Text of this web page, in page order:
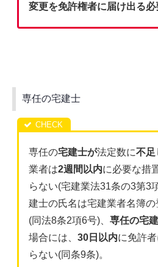
変更を免許権者に届け出る必
専任の宅建士
専任の宅建士が法定数に不足
業者は2週間以内に必要な措
らない(宅建業法31条の3第3
建士の氏名は宅建業者名簿
(同法8条2項6号)、専任の宅
場合には、30日以内に免許者
らない(同条9条)。